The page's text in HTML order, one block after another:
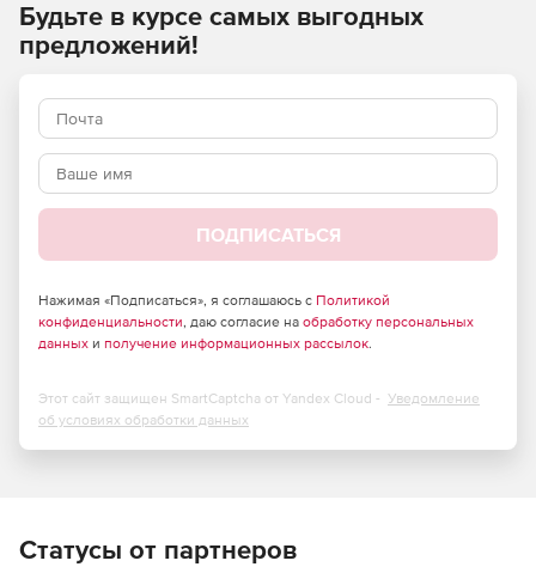
Будьте в курсе самых выгодных
предложений!
ПОДПИСАТЬСЯ
Нажимая «Подписаться», я соглашаюсь с Политикой
конфиденциальности, даю согласие на обработку персональных
данных и получение информационных рассылок.
Этот сайт защищен SmartCaptcha от Yandex Cloud - Уведомление
об условиях обработки данных
Статусы от партнеров